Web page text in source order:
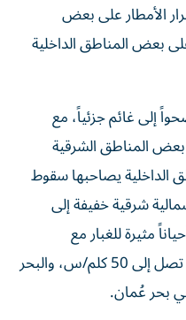
الأمطار على بعض
بعض المناطق الداخلية
إلى غائم جزئياً، مع
المناطق الشرقية
الداخلية يصاحبها سقوط
شرقية خفيفة إلى
مثيرة للغبار مع
السحب، وسرعتها من 10 إلى 25 تصل إلى 50 كلم/س، والبحر
بحر عُمان.